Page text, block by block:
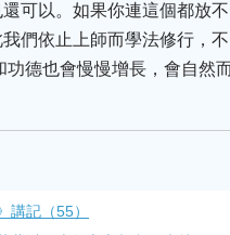
可以。如果你連這個都放不
們依止上師而學法修行，不
德也會慢慢增長，會自然
講記（55）